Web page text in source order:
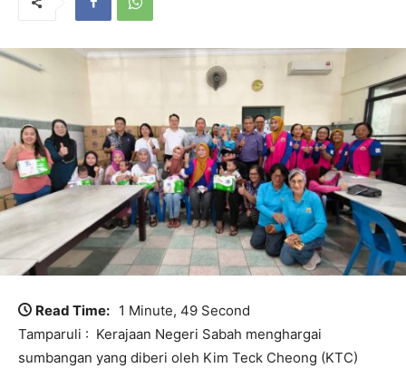
Read Time: 1 Minute, 49 Second
Tamparuli : Kerajaan Negeri Sabah menghargai
sumbangan yang diberi oleh Kim Teck Cheong (KTC)